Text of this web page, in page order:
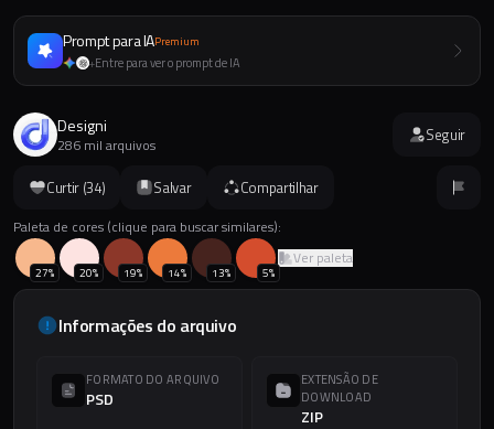
Curtir (34) Salvar Compartilhar
Paleta de cores (clique para buscar similares):
27% 20% 19% 14% 13% 5%
Ver paleta
Informações do arquivo
FORMATO DO ARQUIVO
PSD
EXTENSÃO DE
DOWNLOAD
ZIP
Prompt para IAPremium
+Entre para ver o prompt de IA
Designi
286 mil arquivos Seguir